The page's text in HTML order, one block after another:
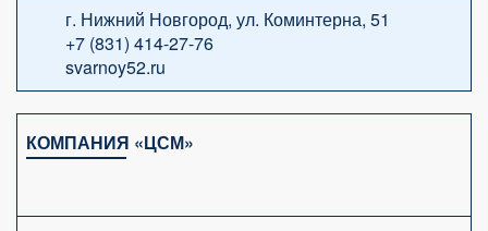
г. Нижний Новгород, ул. Коминтерна, 51
+7 (831) 414-27-76
svarnoy52.ru
КОМПАНИЯ «ЦСМ»